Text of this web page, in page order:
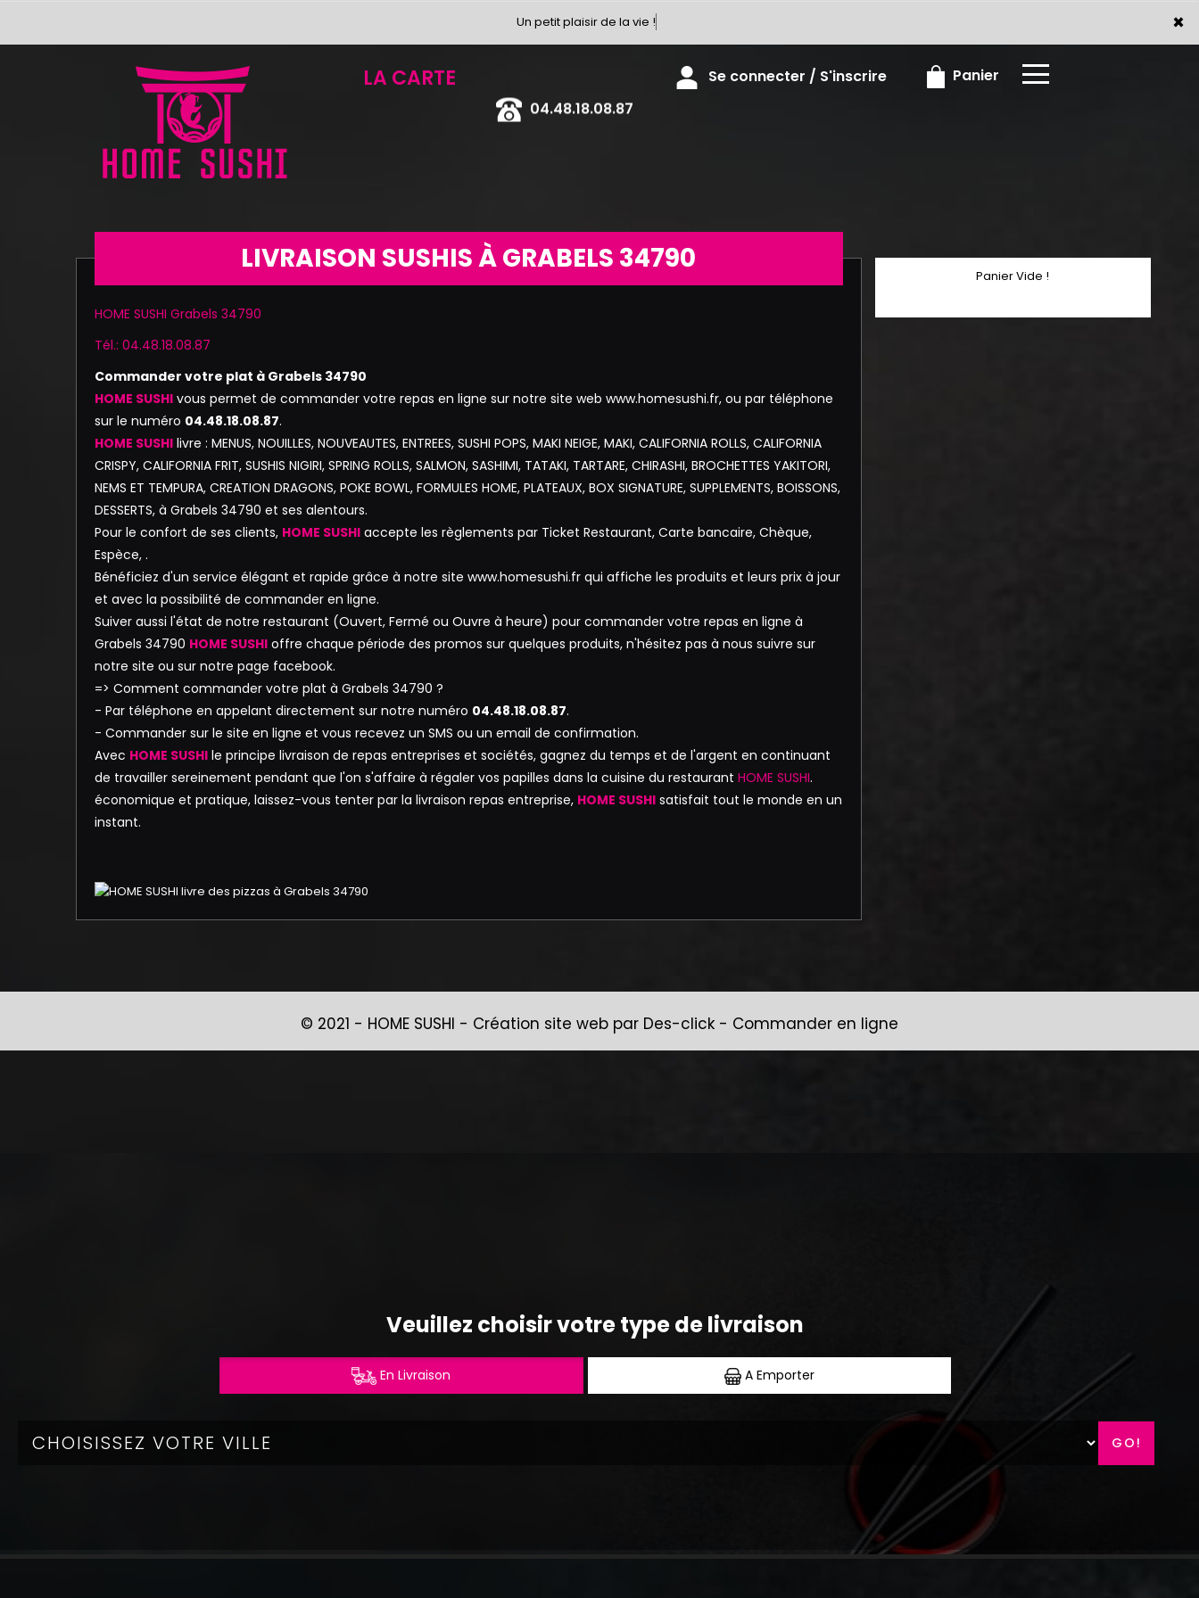
×
Un petit plaisir de la vie !
LA CARTE Se connecter / S'inscrire Panier
x
LIVRAISON SUSHIS À GRABELS 34790
HOME SUSHI Grabels 34790
Tél.: 04.48.18.08.87
Commander votre plat à Grabels 34790
HOME SUSHI vous permet de commander votre repas en ligne sur notre site web www.homesushi.fr, ou par téléphone
sur le numéro 04.48.18.08.87.
HOME SUSHI livre : MENUS, NOUILLES, NOUVEAUTES, ENTREES, SUSHI POPS, MAKI NEIGE, MAKI, CALIFORNIA ROLLS, CALIFORNIA
CRISPY, CALIFORNIA FRIT, SUSHIS NIGIRI, SPRING ROLLS, SALMON, SASHIMI, TATAKI, TARTARE, CHIRASHI, BROCHETTES YAKITORI,
NEMS ET TEMPURA, CREATION DRAGONS, POKE BOWL, FORMULES HOME, PLATEAUX, BOX SIGNATURE, SUPPLEMENTS, BOISSONS,
DESSERTS, à Grabels 34790 et ses alentours.
Pour le confort de ses clients, HOME SUSHI accepte les règlements par Ticket Restaurant, Carte bancaire, Chèque,
Espèce, .
Bénéficiez d'un service élégant et rapide grâce à notre site www.homesushi.fr qui affiche les produits et leurs prix à jour
et avec la possibilité de commander en ligne.
Suiver aussi l'état de notre restaurant (Ouvert, Fermé ou Ouvre à heure) pour commander votre repas en ligne à
Grabels 34790 HOME SUSHI offre chaque période des promos sur quelques produits, n'hésitez pas à nous suivre sur
notre site ou sur notre page facebook.
=> Comment commander votre plat à Grabels 34790 ?
- Par téléphone en appelant directement sur notre numéro 04.48.18.08.87.
- Commander sur le site en ligne et vous recevez un SMS ou un email de confirmation.
Avec HOME SUSHI le principe livraison de repas entreprises et sociétés, gagnez du temps et de l'argent en continuant
de travailler sereinement pendant que l'on s'affaire à régaler vos papilles dans la cuisine du restaurant HOME SUSHI.
économique et pratique, laissez-vous tenter par la livraison repas entreprise, HOME SUSHI satisfait tout le monde en un
instant.
Panier Vide !
© 2021 - HOME SUSHI - Création site web par Des-click - Commander en ligne